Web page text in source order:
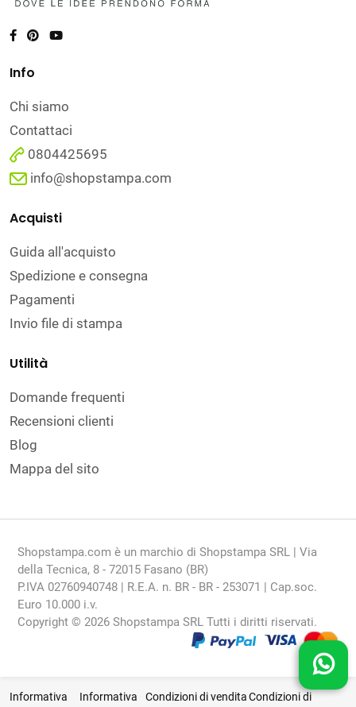
Info
Chi siamo
Contattaci
0804425695
info@shopstampa.com
Acquisti
Guida all'acquisto
Spedizione e consegna
Pagamenti
Invio file di stampa
Utilità
Domande frequenti
Recensioni clienti
Blog
Mappa del sito
Shopstampa.com è un marchio di Shopstampa SRL | Via
della Tecnica, 8 - 72015 Fasano (BR)
P.IVA 02760940748 | R.E.A. n. BR - BR - 253071 | Cap.soc.
Euro 10.000 i.v.
Copyright © 2026 Shopstampa SRL Tutti i diritti riservati.
Informativa
Informativa
Condizioni di venditaCondizioni di